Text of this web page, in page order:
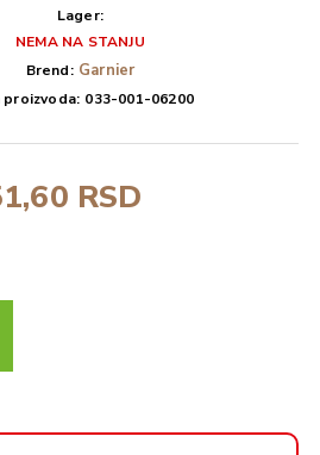
RSD
Lager:
NEMA NA STANJU
Brend: Garnier
proizvoda: 033-001-06200